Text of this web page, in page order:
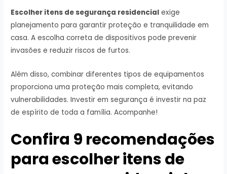
Escolher itens de segurança residencial exige
planejamento para garantir proteção e tranquilidade em
casa. A escolha correta de dispositivos pode prevenir
invasões e reduzir riscos de furtos.
Além disso, combinar diferentes tipos de equipamentos
proporciona uma proteção mais completa, evitando
vulnerabilidades. Investir em segurança é investir na paz
de espírito de toda a família. Acompanhe!
Confira 9 recomendações
para escolher itens de